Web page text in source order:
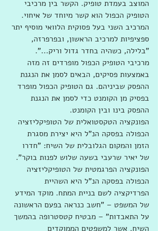
המוצב בעמדת טופיק. הקשר בין מרכיבי
הטופיק הכפול הוא קשר מיוחד של איחוי.
המרכיב השני בעל פסוקית הלוואי מוסיף יתר
ספציפיות למרכיב הראשון, ובפרפרזה,
"בלילה, כשהיה בחדר גדול וריק...".
מרכיבי הטופיק הכפול מופרדים זה מזה
באמצעות פסיקים, הבאים לסמן את הנגנת
ההפסק שביניהם. גם הטופיק הכפול מופרד
בפסיק מן הקומנט כדי לסמן את הנגנת
ההפסק בינו ובין הקומנט.
הפונקציה הטקסטואלית של הטופיקליזציה
הכפולה בפסקה הנ"ל היא יצירת מסגרת
הזמן והמקום הגלובלית של השיח: "חדרו
של יאיר שרעבי בשעה שלוש לפנות בוקר".
הפונקציה הפרגמטית של הטופיקליזציה
הכפולה בפסקה הנ"ל היא השהיית
הפרדיקציה לשם בניית המתח. מוקד המידע
של המשפט – "חשב כנראה בפעם הראשונה
על התאבדות" – מבטיח קטסטרופה בהמשך
השיח. אשר למשפטים הממוקדים